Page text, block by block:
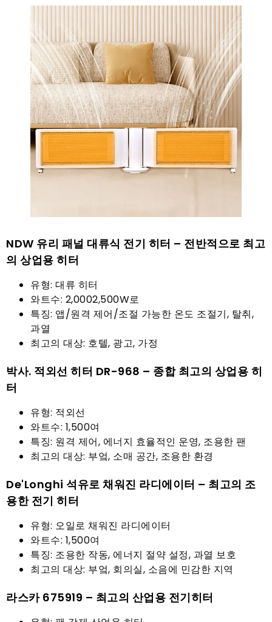
NDW 유리 패널 대류식 전기 히터 – 전반적으로 최고
의 상업용 히터
유형: 대류 히터
와트수: 2,0002,500W로
특징: 앱/원격 제어/조절 가능한 온도 조절기, 탈취,
과열
최고의 대상: 호텔, 광고, 가정
박사. 적외선 히터 DR-968 – 종합 최고의 상업용 히
터
유형: 적외선
와트수: 1,500여
특징: 원격 제어, 에너지 효율적인 운영, 조용한 팬
최고의 대상: 부엌, 소매 공간, 조용한 환경
De'Longhi 석유로 채워진 라디에이터 – 최고의 조
용한 전기 히터
유형: 오일로 채워진 라디에이터
와트수: 1,500여
특징: 조용한 작동, 에너지 절약 설정, 과열 보호
최고의 대상: 부엌, 회의실, 소음에 민감한 지역
라스카 675919 – 최고의 산업용 전기히터